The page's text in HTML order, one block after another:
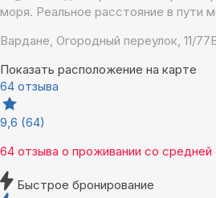
моря. Реальное расстояние в пути
Вардане, Огородный переулок, 11/
Показать расположение на карте
64 отзыва
9,6 (64)
64 отзыва о проживании со средней
Быстрое бронирование